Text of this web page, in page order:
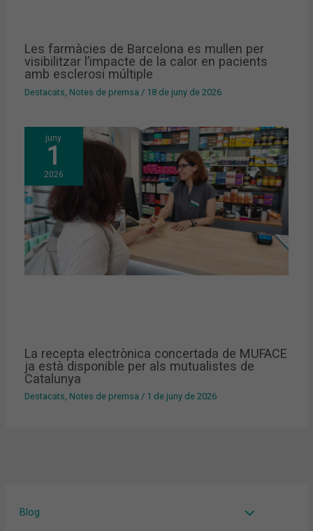
Blog
Les farmàcies de Barcelona es mullen per
visibilitzar l’impacte de la calor en pacients
amb esclerosi múltiple
Destacats Notes de premsa / 18 de juny de 2026
juny
1
2026
La recepta electrònica concertada de MUFACE
ja està disponible per als mutualistes de
Catalunya
Destacats, Notes de premsa / 1 de juny de 2026